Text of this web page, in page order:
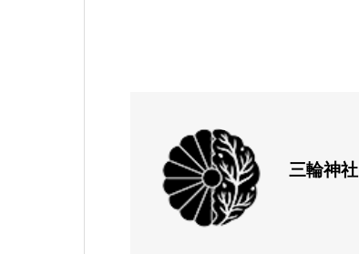
三輪神社